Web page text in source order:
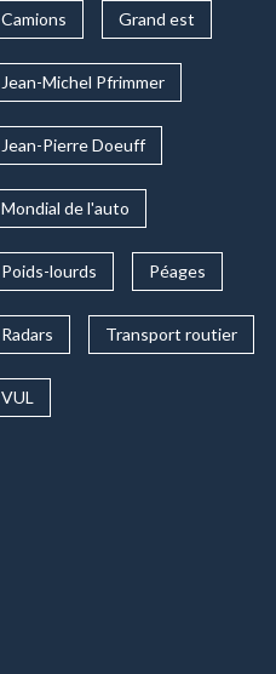
Camions Grand est
Jean-Michel Pfrimmer
Jean-Pierre Doeuff
Mondial de l'auto
Poids-lourds Péages
Radars Transport routier
VUL